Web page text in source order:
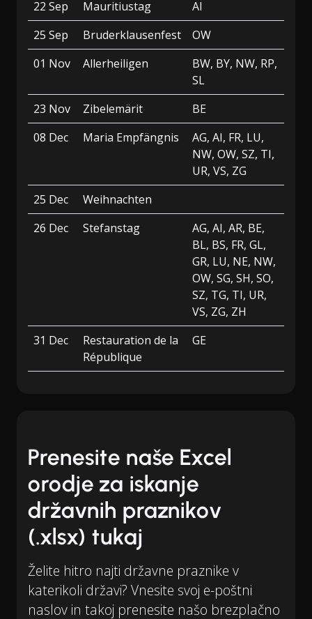
22 Sep Mauritiustag
AI
25 Sep
Bruderklausenfest
OW
01 Nov
Allerheiligen
BW, BY, NW, RP,
SL
23 Nov
Zibelemärit
BE
08 Dec
Maria Empfängnis
AG, AI, FR, LU,
NW, OW, SZ, TI,
UR, VS, ZG
25 Dec
Weihnachten
26 Dec
Stefanstag
AG, AI, AR, BE,
BL, BS, FR, GL,
GR, LU, NE, NW,
OW, SG, SH, SO,
SZ, TG, TI, UR,
VS, ZG, ZH
31 Dec
Restauration de la
République
GE
Prenesite naše Excel
orodje za iskanje
državnih praznikov
(.xlsx) tukaj
Želite hitro najti državne praznike v
katerikoli državi? Vnesite svoj e-poštni
naslov in takoj prenesite našo brezplačno